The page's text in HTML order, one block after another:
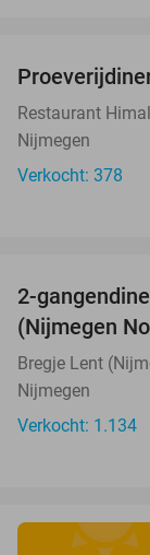
Restaurant
Nijmegen
Verkocht: 378
2-
(Nijmegen
Bregje Lent
Nijmegen
Verkocht: 1.134